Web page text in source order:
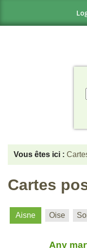
Vous êtes ici :
Cartes
Aisne Oise
Any